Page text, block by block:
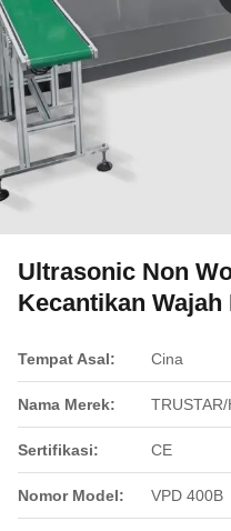
Ultrasonic Non
Kecantikan Wajah
Tempat Asal: Cina
Nama Merek: TRUSTAR/
Sertifikasi: CE
Nomor Model: VPD 400B